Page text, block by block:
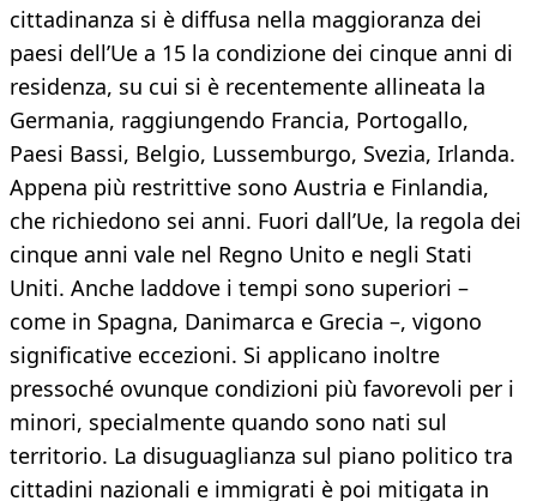
cittadinanza si è diffusa nella maggioranza dei
paesi dell’Ue a 15 la condizione dei cinque anni di
residenza, su cui si è recentemente allineata la
Germania, raggiungendo Francia, Portogallo,
Paesi Bassi, Belgio, Lussemburgo, Svezia, Irlanda.
Appena più restrittive sono Austria e Finlandia,
che richiedono sei anni. Fuori dall’Ue, la regola dei
cinque anni vale nel Regno Unito e negli Stati
Uniti. Anche laddove i tempi sono superiori –
come in Spagna, Danimarca e Grecia –, vigono
significative eccezioni. Si applicano inoltre
pressoché ovunque condizioni più favorevoli per i
minori, specialmente quando sono nati sul
territorio. La disuguaglianza sul piano politico tra
cittadini nazionali e immigrati è poi mitigata in